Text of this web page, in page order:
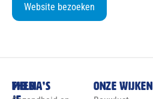
Website bezoeken
Meld
Thema’s Onze wijken